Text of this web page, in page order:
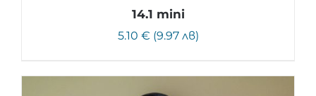
14.1 mini
5.10 € (9.97 лв)